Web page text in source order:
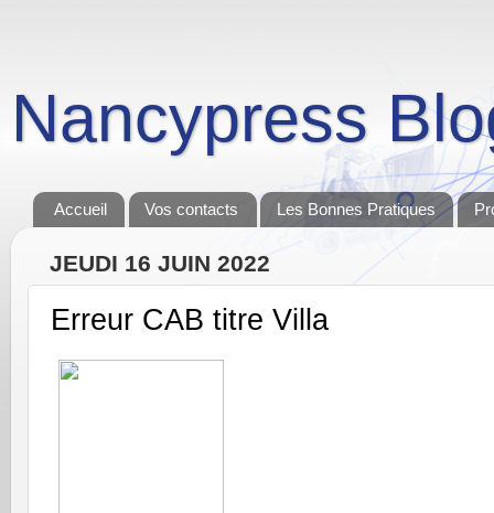
Nancypress
Accueil Vos contacts Les Bonnes Pratiques
JEUDI 16 JUIN 2022
Erreur CAB titre Villa